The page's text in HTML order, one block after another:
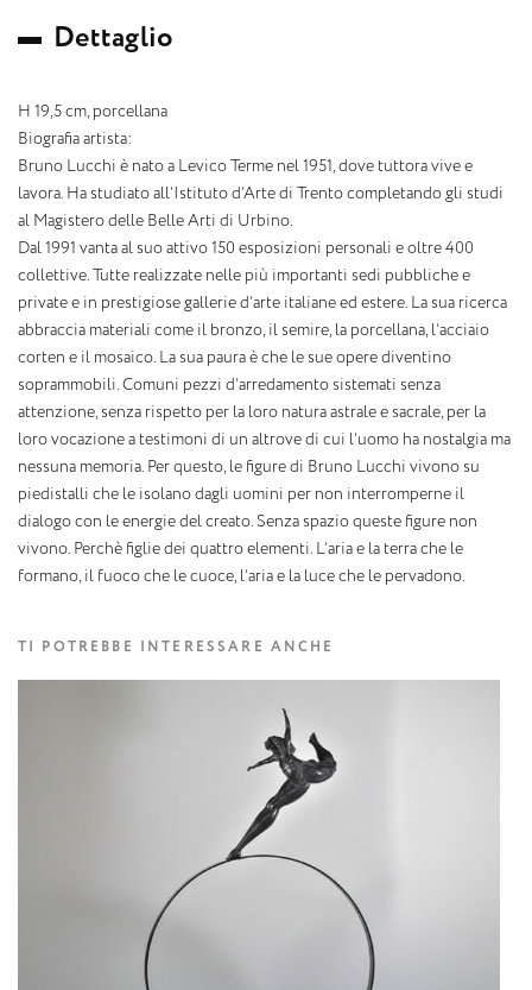
Dettaglio
H 19,5 cm, porcellana
Biografia artista:
Bruno Lucchi è nato a Levico Terme nel 1951, dove tuttora vive e
lavora. Ha studiato all’Istituto d’Arte di Trento completando gli studi
al Magistero delle Belle Arti di Urbino.
Dal 1991 vanta al suo attivo 150 esposizioni personali e oltre 400
collettive. Tutte realizzate nelle più importanti sedi pubbliche e
private e in prestigiose gallerie d’arte italiane ed estere. La sua ricerca
abbraccia materiali come il bronzo, il semire, la porcellana, l’acciaio
corten e il mosaico. La sua paura è che le sue opere diventino
soprammobili. Comuni pezzi d’arredamento sistemati senza
attenzione, senza rispetto per la loro natura astrale e sacrale, per la
loro vocazione a testimoni di un altrove di cui l’uomo ha nostalgia ma
nessuna memoria. Per questo, le figure di Bruno Lucchi vivono su
piedistalli che le isolano dagli uomini per non interromperne il
dialogo con le energie del creato. Senza spazio queste figure non
vivono. Perchè figlie dei quattro elementi. L’aria e la terra che le
formano, il fuoco che le cuoce, l’aria e la luce che le pervadono.
TI POTREBBE INTERESSARE ANCHE